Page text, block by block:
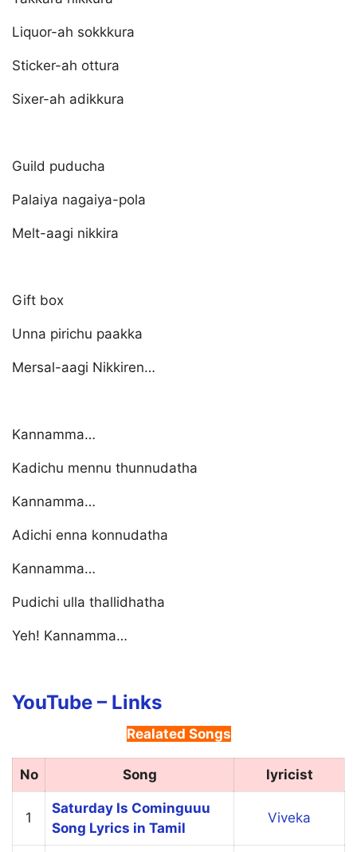
Liquor-ah sokkkura
Sticker-ah ottura
Sixer-ah adikkura
Guild puducha
Palaiya nagaiya-pola
Melt-aagi nikkira
Gift box
Unna pirichu paakka
Mersal-aagi Nikkiren…
Kannamma…
Kadichu mennu thunnudatha
Kannamma…
Adichi enna konnudatha
Kannamma…
Pudichi ulla thallidhatha
Yeh! Kannamma…
YouTube – Links
Realated Songs
No Song lyricist
1
Saturday Is Cominguuu
Song Lyrics in Tamil
Viveka